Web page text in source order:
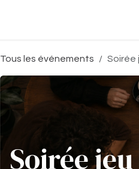
Tous les événements Soirée
Soirée